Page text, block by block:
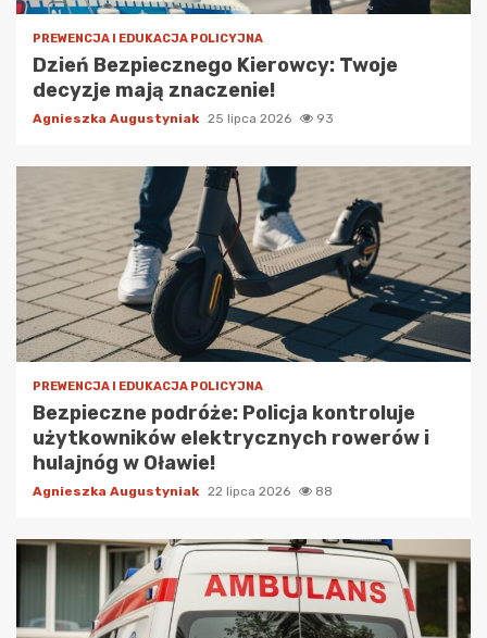
PREWENCJA I EDUKACJA POLICYJNA
Dzień Bezpiecznego Kierowcy: Twoje
decyzje mają znaczenie!
Agnieszka Augustyniak 25 lipca 2026 93
PREWENCJA I EDUKACJA POLICYJNA
Bezpieczne podróże: Policja kontroluje
użytkowników elektrycznych rowerów i
hulajnóg w Oławie!
Agnieszka Augustyniak 22 lipca 2026 88